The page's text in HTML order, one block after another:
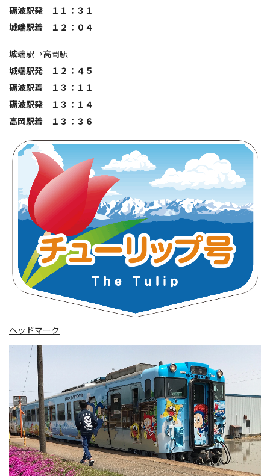
砺波駅発 １１：３１
城端駅着 １２：０４
城端駅→高岡駅
城端駅発 １２：４５
砺波駅着 １３：１１
砺波駅発 １３：１４
高岡駅着 １３：３６
ヘッドマーク